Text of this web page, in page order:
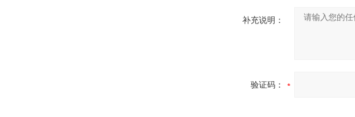
补充说明：
验证码：